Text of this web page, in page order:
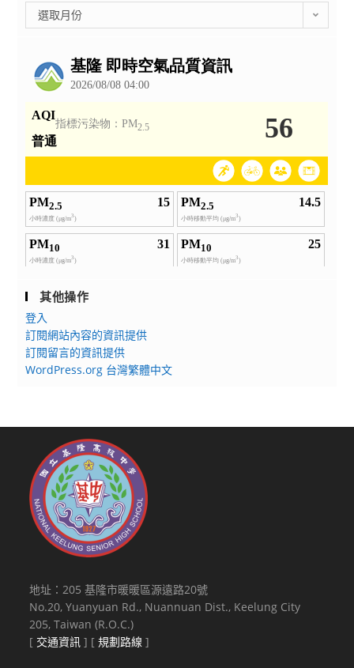
整
選取月份
其他操作
登入
訂閱網站內容的資訊提供
訂閱留言的資訊提供
WordPress.org 台灣繁體中文
地址：205 基隆市暖暖區源遠路20號
No.20, Yuanyuan Rd., Nuannuan Dist., Keelung City
205, Taiwan (R.O.C.)
[ 交通資訊 ] [規劃路線 ]